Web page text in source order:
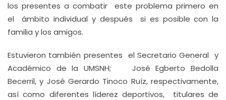
los presentes a combatir este problema primero en
el ámbito individual y después si es posible con la
familia y los amigos.
Estuvieron también presentes el Secretario General y
Académico de la UMSNH; José Egberto Bedolla
Becerril, y José Gerardo Tinoco Ruíz, respectivamente,
así como diferentes líderez deportivos, titulares de